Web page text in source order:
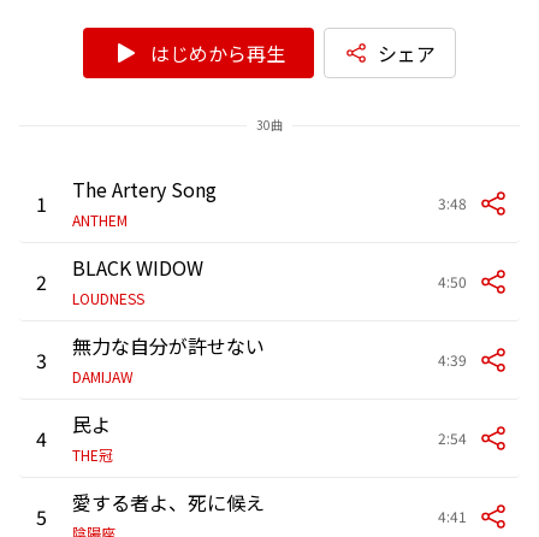
はじめから再生 シェア
30曲
1 The Artery Song
ANTHEM
3:48
2 BLACK WIDOW
LOUDNESS
4:50
3 無力な自分が許せない
DAMIJAW
4:39
4 民よ
THE冠
2:54
5 愛する者よ、死に候え
陰陽座
4:41